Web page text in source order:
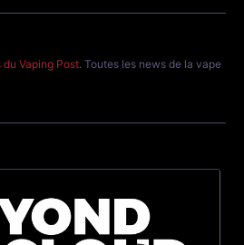
Vaping Post. Toutes les news de la vape